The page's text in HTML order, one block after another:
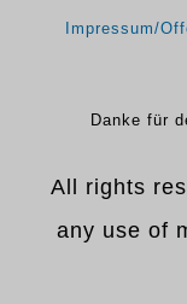
Impressum/
Danke für
All rights
any use of